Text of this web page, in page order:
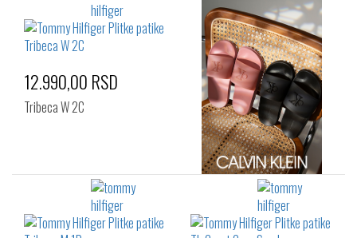
12.990,00 RSD
Tribeca W 2C